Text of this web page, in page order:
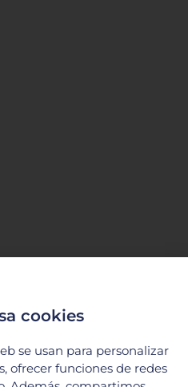
cookies
se usan para personalizar
ofrecer funciones de redes